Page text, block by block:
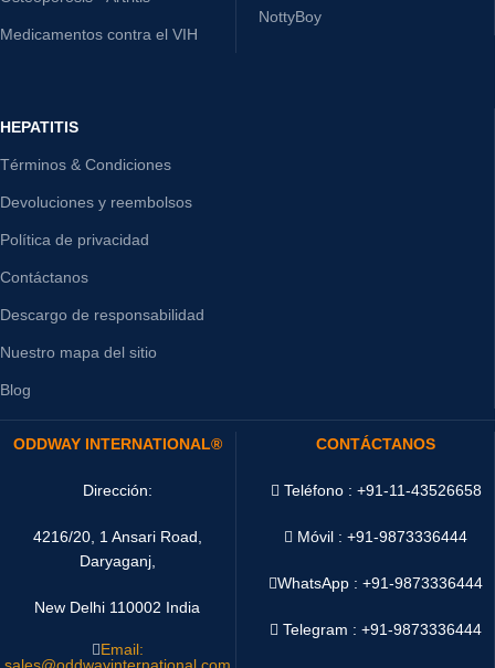
Medicamentos contra el VIH
NottyBoy
HEPATITIS
Términos & Condiciones
Devoluciones y reembolsos
Política de privacidad
Contáctanos
Descargo de responsabilidad
Nuestro mapa del sitio
Blog
ODDWAY INTERNATIONAL®
Dirección:
4216/20, 1 Ansari Road,
Daryaganj,
New Delhi 110002 India
Email:
sales@oddwayinternational.com
CONTÁCTANOS
Teléfono : +91-11-43526658
Móvil : +91-9873336444
WhatsApp :+91-9873336444
Telegram : +91-9873336444